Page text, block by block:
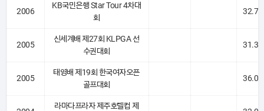
2006
KB국민은행 Star Tour 4차대
회
2005
신세계배 제27회 KLPGA 선
수권대회
2005
태영배 제19회 한국여자오픈
골프대회
라마다프라자 제주호텔컵 제